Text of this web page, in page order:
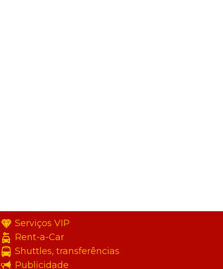
Serviços VIP
Rent-a-Car
Shuttles, transferências
Publicidade